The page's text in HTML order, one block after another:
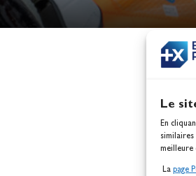
Le
En
meilleure
La page
Mathilde Lovadina et Lou
Berthomieu, vice-